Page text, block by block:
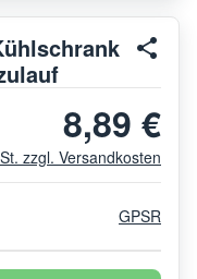
8,89 €
zzgl. Versandkosten
GPSR